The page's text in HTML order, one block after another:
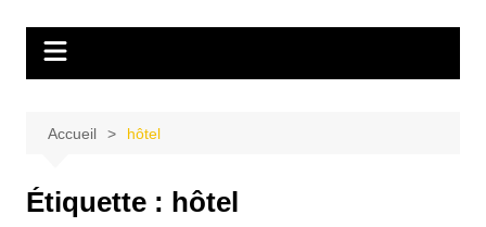
Accueil hôtel
Étiquette : hôtel